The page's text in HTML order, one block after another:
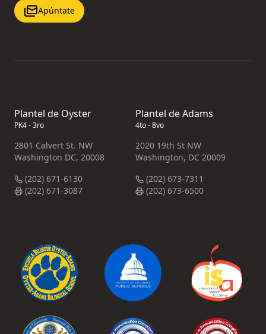
Apúntate
Plantel de Oyster
PK4 - 3ro
2801 Calvert St. NW
Washington DC, 20008
(202) 671-6130
(202) 671-3087
Plantel de Adams
4to - 8vo
2020 19th St NW
Washington, DC 20009
(202) 673-7311
(202) 673-6500